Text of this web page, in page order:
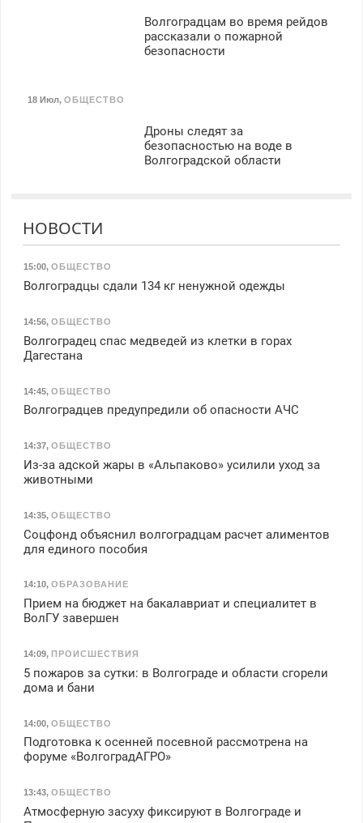
Волгоградцам во время рейдов
рассказали о пожарной
безопасности
18 Июл, ОБЩЕСТВО
Дроны следят за
безопасностью на воде в
Волгоградской области
НОВОСТИ
15:00, ОБЩЕСТВО
Волгоградцы сдали 134 кг ненужной одежды
14:56, ОБЩЕСТВО
Волгоградец спас медведей из клетки в горах
Дагестана
14:45, ОБЩЕСТВО
Волгоградцев предупредили об опасности АЧС
14:37, ОБЩЕСТВО
Из-за адской жары в «Альпаково» усилили уход за
животными
14:35, ОБЩЕСТВО
Соцфонд объяснил волгоградцам расчет алиментов
для единого пособия
14:10, ОБРАЗОВАНИЕ
Прием на бюджет на бакалавриат и специалитет в
ВолГУ завершен
14:09, ПРОИСШЕСТВИЯ
5 пожаров за сутки: в Волгограде и области сгорели
дома и бани
14:00, ОБЩЕСТВО
Подготовка к осенней посевной рассмотрена на
форуме «ВолгоградАГРО»
13:43, ОБЩЕСТВО
Атмосферную засуху фиксируют в Волгограде и